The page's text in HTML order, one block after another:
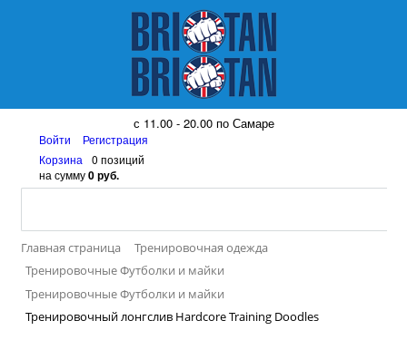
8 (917) 161 08 99
с 11.00 - 20.00 по Самаре
Войти
Регистрация
Корзина
0 позиций
на сумму0 руб.
Главная страница
Тренировочная одежда
Тренировочные Футболки и майки
Тренировочные Футболки и майки
Тренировочный лонгслив Hardcore Training Doodles